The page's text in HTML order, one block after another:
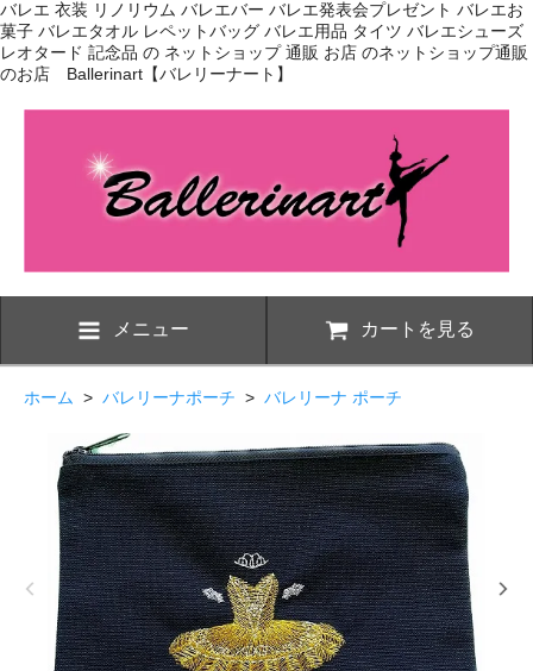
バレエ 衣装 リノリウム バレエバー バレエ発表会プレゼント バレエお
菓子 バレエタオル レペットバッグ バレエ用品 タイツ バレエシューズ
レオタード 記念品 の ネットショップ 通販 お店 のネットショップ通販
のお店 Ballerinart【バレリーナート】
メニュー カートを見る
ホーム > バレリーナポーチ > バレリーナ ポーチ